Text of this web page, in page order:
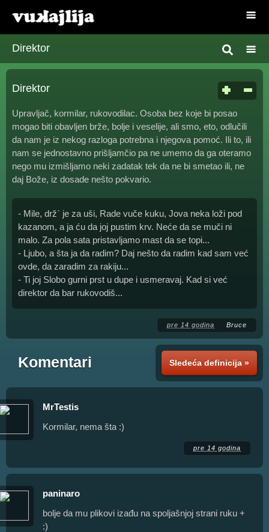
Direktor
Direktor
Upravljač, kormilar, rukovodilac. Osoba bez koje bi posao
mogao biti obavljen brže, bolje i veselije, ali smo, eto, odlučili
da nam je iz nekog razloga potrebna i njegova pomoć. Ili to, ili
nam se jednostavno prišljamčio pa ne umemo da ga oteramo
nego mu izmišljamo neki zadatak tek da ne bi smetao ili, ne
daj Bože, iz dosade nešto pokvario.
- Mile, drž` je za uši, Rade vuče kuku, Jova neka loži pod
kazanom, a ja ću da joj pustim krv. Neće da se muči ni
malo. Za pola sata pristavljamo mast da se topi...
- Ljubo, a šta ja da radim? Daj nešto da radim kad sam već
ovde, da zaradim za rakiju...
- Ti joj Slobo gurni prst u dupe i usmeravaj. Kad si već
direktor da bar rukovodiš...
pre 14 godina Bruce
Sledeća definicija »
Komentari
MrTestis
Kormilar, nema šta :)
pre 14 godina
paninaro
bolje da mu plikovi izađu na spoljašnjoj strani ruku +
:)